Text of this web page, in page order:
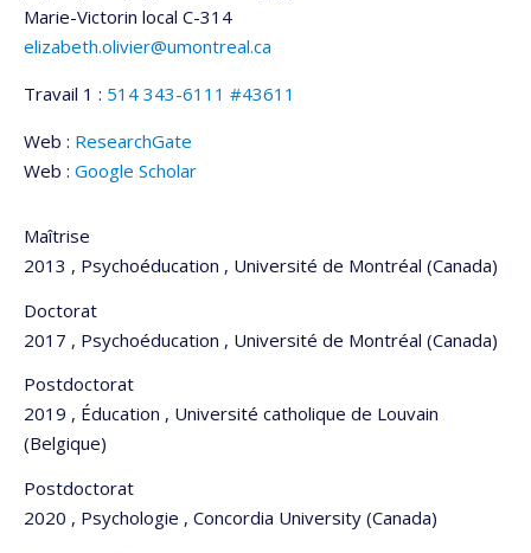
Marie-Victorin local C-314
elizabeth.olivier@umontreal.ca
Travail 1 : 514 343-6111 #43611
Web : ResearchGate
Web : Google Scholar
Maîtrise
2013 , Psychoéducation , Université de Montréal (Canada)
Doctorat
2017 , Psychoéducation , Université de Montréal (Canada)
Postdoctorat
2019 , Éducation , Université catholique de Louvain
(Belgique)
Postdoctorat
2020 , Psychologie , Concordia University (Canada)